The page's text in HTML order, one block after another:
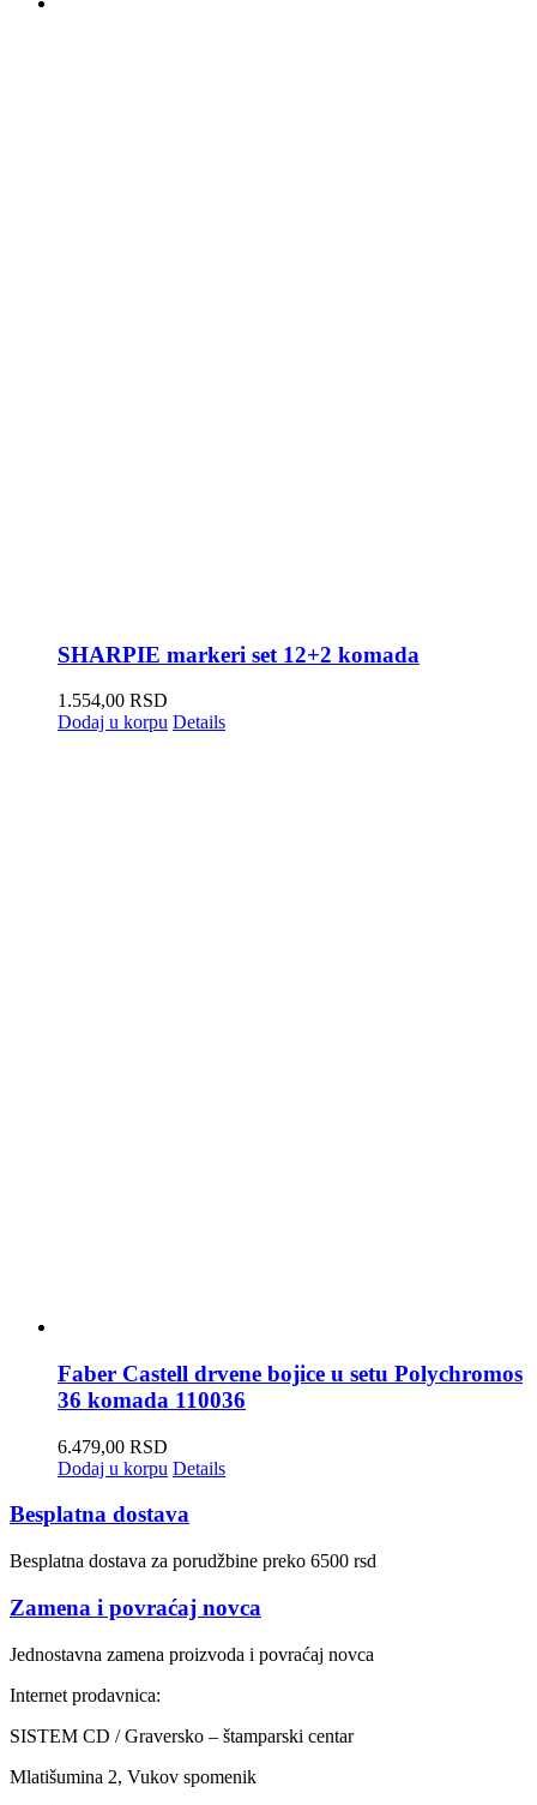
SHARPIE markeri set 12+2 komada
1.554,00 RSD
Dodaj u korpu Details
Faber Castell drvene bojice u setu Polychromos
36 komada 110036
6.479,00 RSD
Dodaj u korpu Details
Besplatna dostava
Besplatna dostava za porudžbine preko 6500 rsd
Zamena i povraćaj novca
Jednostavna zamena proizvoda i povraćaj novca
Internet prodavnica:
SISTEM CD / Graversko – štamparski centar
Mlatišumina 2, Vukov spomenik